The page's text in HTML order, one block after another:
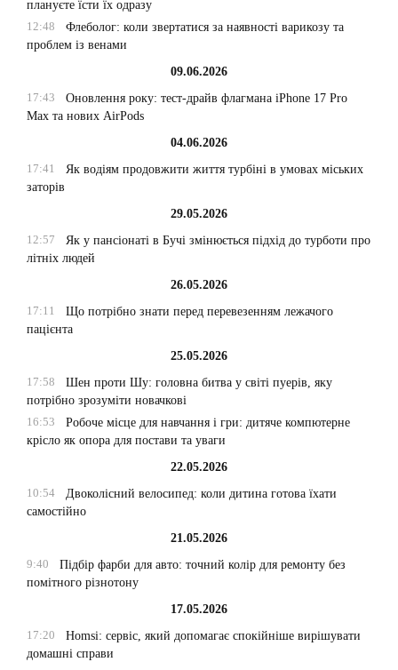
плануєте їсти їх одразу
12:48
Флеболог: коли звертатися за наявності варикозу та
проблем із венами
09.06.2026
17:43
Оновлення року: тест-драйв флагмана iPhone 17 Pro
Max та нових AirPods
04.06.2026
17:41
Як водіям продовжити життя турбіні в умовах міських
заторів
29.05.2026
12:57
Як у пансіонаті в Бучі змінюється підхід до турботи про
літніх людей
26.05.2026
17:11
Що потрібно знати перед перевезенням лежачого
пацієнта
25.05.2026
17:58
Шен проти Шу: головна битва у світі пуерів, яку
потрібно зрозуміти новачкові
16:53
Робоче місце для навчання і гри: дитяче компютерне
крісло як опора для постави та уваги
22.05.2026
10:54
Двоколісний велосипед: коли дитина готова їхати
самостійно
21.05.2026
9:40
Підбір фарби для авто: точний колір для ремонту без
помітного різнотону
17.05.2026
17:20
Homsi: сервіс, який допомагає спокійніше вирішувати
домашні справи